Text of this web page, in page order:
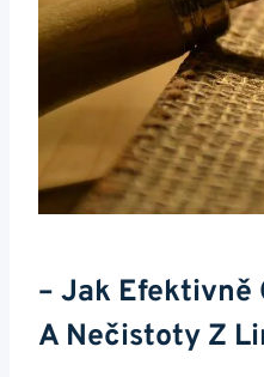
– Jak
A Nečistoty Z